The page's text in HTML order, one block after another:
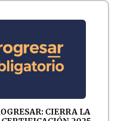
CIERRA LA